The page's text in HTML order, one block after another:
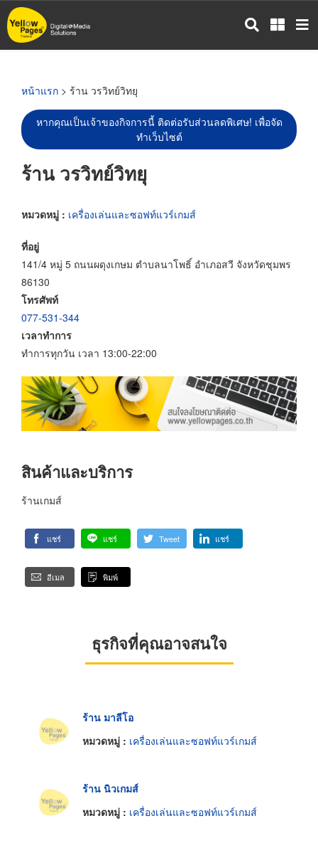
ข้าม
ไป
หน้าแรก > ร้าน วรวิทย์วิทยุ
หากคุณเป็นเจ้าของกิจการนี้ ติดต่อรับส่วนลดพิเศษ! เพื่อจัด
ทำเว็บไซต์
ร้าน วรวิทย์วิทยุ
หมวดหมู่ : เครื่องเล่นและซอฟท์แวร์เกมส์
ที่อยู่
141/4 หมู่ 5 ถนนผดุงเกษม ตำบลนาโพธิ์ อำเภอสวี จังหวัดชุมพร
86130
โทรศัพท์
077-531-344
เวลาทำการ
ทำการทุกวัน เวลา 13:00-22:00
สินค้าและบริการ
ร้านเกมส์
แชร์ แชร์ Tweet แชร์
อีเมล พิมพ์
ธุรกิจที่คุณอาจสนใจ
ร้าน มาลีโอ
หมวดหมู่ : เครื่องเล่นและซอฟท์แวร์เกมส์
ร้าน นิวเกมส์
หมวดหมู่ : เครื่องเล่นและซอฟท์แวร์เกมส์